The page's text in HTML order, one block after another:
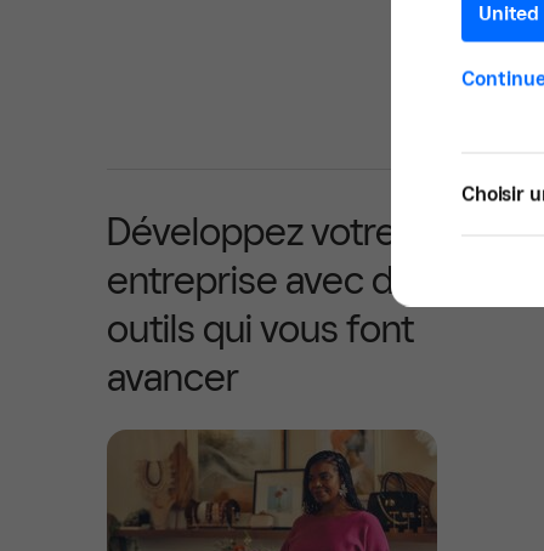
Développez votre
entreprise avec des
outils qui vous font
avancer
United
Choisir